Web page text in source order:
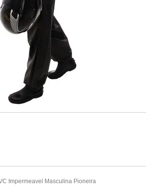
Impermeavel Masculina Pioneira